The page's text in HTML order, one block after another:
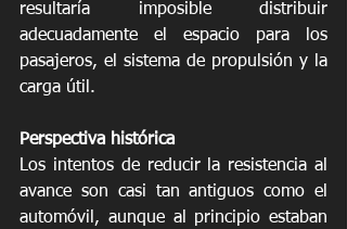
resultaría imposible distribuir
adecuadamente el espacio para los
pasajeros, el sistema de propulsión y la
carga útil.
Perspectiva histórica
Los intentos de reducir la resistencia al
avance son casi tan antiguos como el
automóvil, aunque al principio estaban